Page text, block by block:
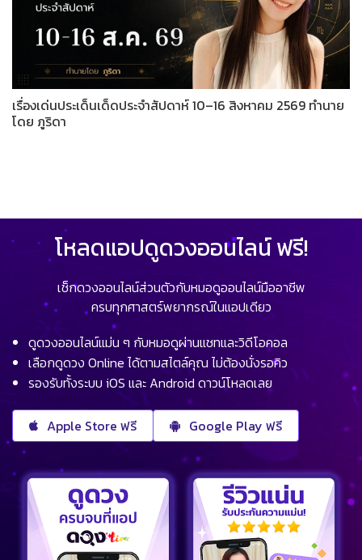
เรื่องเด่นประเด็นเด็ดประจำสัปดาห์ 10–16 สิงหาคม 2569 ทำนาย
โดย ภูริดา
โหลดแอปดูดวงออนไลน์ ฟรี!
เช็กดวงออนไลน์ส่วนตัวกับหมอดูออนไลน์มืออาชีพ
ครบทุกศาสตร์พยากรณ์ในแอปเดียว
ดูดวงออนไลน์แม่น ๆ กับหมอดูผ่านแชทและวิดีโอคอล
เลือกดูดวง Online ได้ตามสไตล์คุณ ไม่ต้องนั่งรอคิว
รองรับทั้งระบบ iOS และ Android ดาวน์โหลดเลย
Apple Store ฟรี Google Play ฟรี